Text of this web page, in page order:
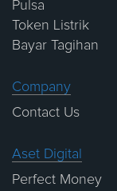
Pulsa
Token Listrik
Bayar Tagihan
Company
Contact Us
Aset Digital
Perfect Money